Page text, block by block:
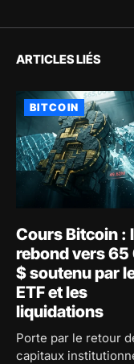
ARTICLES LIÉS
BITCOIN
Cours Bitcoin :
rebond vers
$ soutenu par
ETF et les
liquidations
Porte par le retour
capitaux